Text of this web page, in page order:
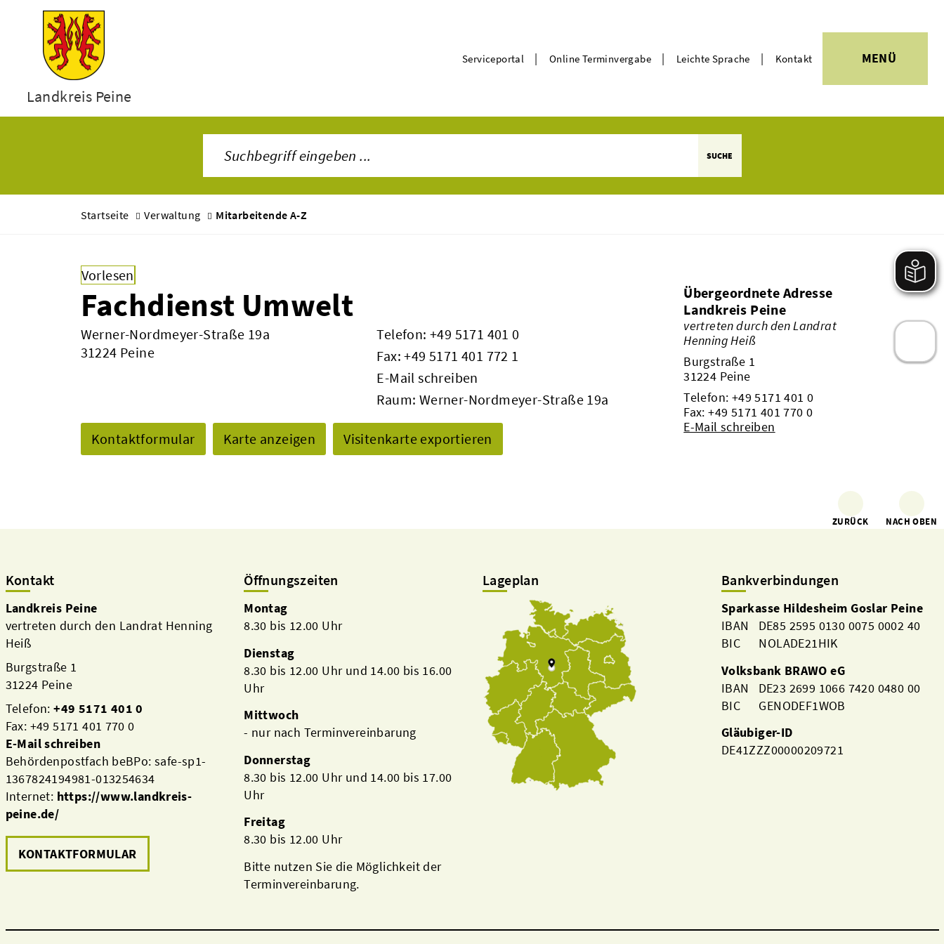
Landkreis Peine
Serviceportal | Online Terminvergabe | Leichte Sprache | Kontakt MENÜ
SUCHE
Startseite Verwaltung Mitarbeitende A-Z
Vorlesen
Fachdienst Umwelt
Werner-Nordmeyer-Straße 19a
31224 Peine
Telefon: +49 5171 401 0
Fax: +49 5171 401 772 1
E-Mail schreiben
Raum: Werner-Nordmeyer-Straße 19a
Kontaktformular Karte anzeigen Visitenkarte exportieren
Übergeordnete Adresse
Landkreis Peine
vertreten durch den Landrat
Henning Heiß
Burgstraße 1
31224 Peine
Telefon: +49 5171 401 0
Fax: +49 5171 401 770 0
E-Mail schreiben
ZURÜCK NACH OBEN
Kontakt
Landkreis Peine
vertreten durch den Landrat Henning
Heiß
Burgstraße 1
31224 Peine
Telefon:+49 5171 401 0
Fax: +49 5171 401 770 0
E-Mail schreiben
Behördenpostfach beBPo: safe-sp1-
1367824194981-013254634
Internet: https://www.landkreis-
peine.de/
KONTAKTFORMULAR
Öffnungszeiten
Montag
8.30 bis 12.00 Uhr
Dienstag
8.30 bis 12.00 Uhr und 14.00 bis 16.00
Uhr
Mittwoch
- nur nach Terminvereinbarung
Donnerstag
8.30 bis 12.00 Uhr und 14.00 bis 17.00
Uhr
Freitag
8.30 bis 12.00 Uhr
Bitte nutzen Sie die Möglichkeit der
Terminvereinbarung.
Lageplan Bankverbindungen
Sparkasse Hildesheim Goslar Peine
IBAN DE85 2595 0130 0075 0002 40
BIC NOLADE21HIK
Volksbank BRAWO eG
IBAN DE23 2699 1066 7420 0480 00
BIC GENODEF1WOB
Gläubiger-ID
DE41ZZZ00000209721